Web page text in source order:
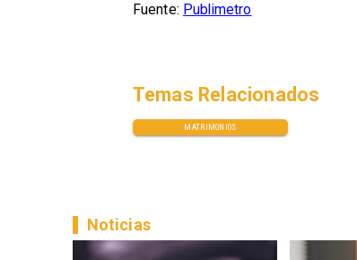
Fuente: Publimetro
MATRIMONIOS
Temas Relacionados
Noticias